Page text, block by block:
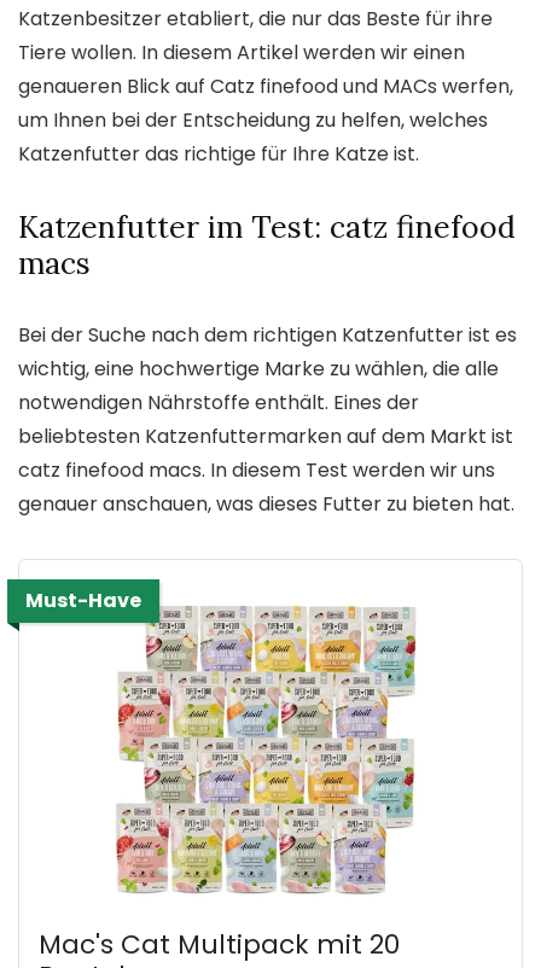
Katzenbesitzer etabliert, die nur das Beste für ihre
Tiere wollen. In diesem Artikel werden wir einen
genaueren Blick auf Catz finefood und MACs werfen,
um Ihnen bei der Entscheidung zu helfen, welches
Katzenfutter das richtige für Ihre Katze ist.
Katzenfutter im Test: catz finefood
macs
Bei der Suche nach dem richtigen Katzenfutter ist es
wichtig, eine hochwertige Marke zu wählen, die alle
notwendigen Nährstoffe enthält. Eines der
beliebtesten Katzenfuttermarken auf dem Markt ist
catz finefood macs. In diesem Test werden wir uns
genauer anschauen, was dieses Futter zu bieten hat.
Must-Have
Mac's Cat Multipack mit 20